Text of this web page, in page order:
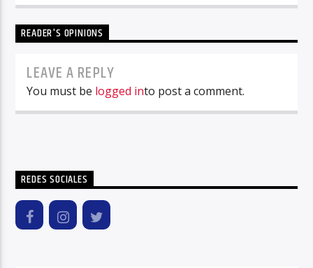
READER'S OPINIONS
LEAVE A REPLY
You must be logged into post a comment.
REDES SOCIALES